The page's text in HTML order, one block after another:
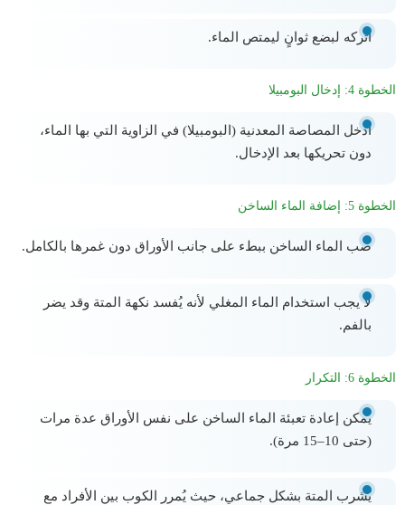
اتركه لبضع ثوانٍ ليمتص الماء.
الخطوة 4: إدخال البومبيلا
أدخل المصاصة المعدنية (البومبيلا) في الزاوية التي بها الماء،
دون تحريكها بعد الإدخال.
الخطوة 5: إضافة الماء الساخن
صب الماء الساخن ببطء على جانب الأوراق دون غمرها بالكامل.
لا يجب استخدام الماء المغلي لأنه يُفسد نكهة المتة وقد يضر
بالفم.
الخطوة 6: التكرار
يمكن إعادة تعبئة الماء الساخن على نفس الأوراق عدة مرات
(حتى 10–15 مرة).
يُشرب المتة بشكل جماعي، حيث يُمرر الكوب بين الأفراد مع